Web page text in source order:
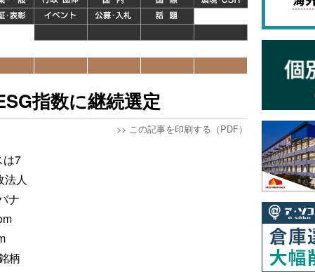
指数に継続選定
>> この記事を印刷する（PDF）
は7
法人
ナ
柄